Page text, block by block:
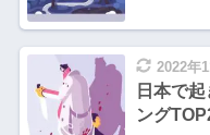
2022年
日本で
ング